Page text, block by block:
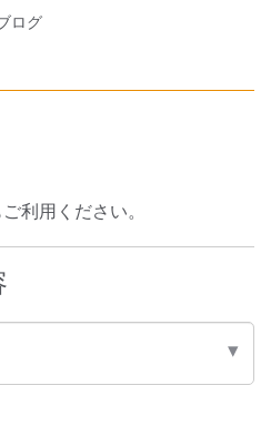
ログ
ご利用ください。